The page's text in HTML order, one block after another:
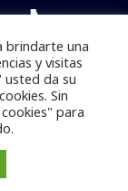
TikTok
reservados.
o parcial sin
brindarte una
y visitas
da su
Sin
para